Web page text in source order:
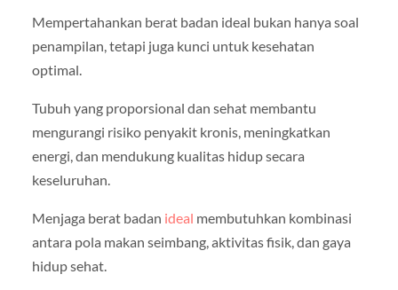
Mempertahankan berat badan ideal bukan hanya soal
penampilan, tetapi juga kunci untuk kesehatan
optimal.
Tubuh yang proporsional dan sehat membantu
mengurangi risiko penyakit kronis, meningkatkan
energi, dan mendukung kualitas hidup secara
keseluruhan.
Menjaga berat badan ideal membutuhkan kombinasi
antara pola makan seimbang, aktivitas fisik, dan gaya
hidup sehat.